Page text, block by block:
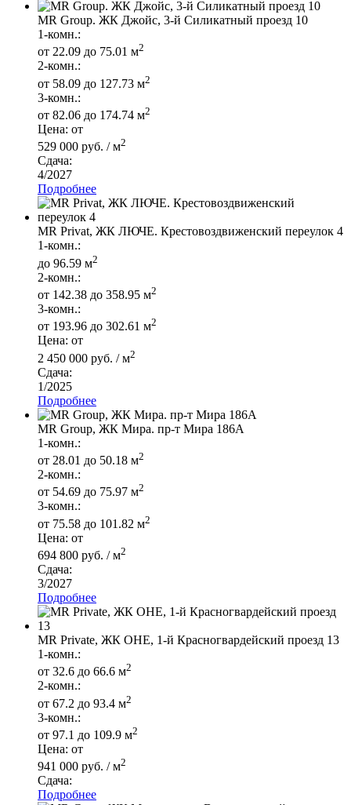
MR Group. ЖК Джойс, 3-й Силикатный проезд 10
1-комн.:
от 22.09 до 75.01 м2
2-комн.:
от 58.09 до 127.73 м2
3-комн.:
от 82.06 до 174.74 м2
Цена: от
529 000 руб. / м2
Сдача:
4/2027
Подробнее
MR Privat, ЖК ЛЮЧЕ. Крестовоздвиженский переулок 4
1-комн.:
до 96.59 м2
2-комн.:
от 142.38 до 358.95 м2
3-комн.:
от 193.96 до 302.61 м2
Цена: от
2 450 000 руб. / м2
Сдача:
1/2025
Подробнее
MR Group, ЖК Мира. пр-т Мира 186А
1-комн.:
от 28.01 до 50.18 м2
2-комн.:
от 54.69 до 75.97 м2
3-комн.:
от 75.58 до 101.82 м2
Цена: от
694 800 руб. / м2
Сдача:
3/2027
Подробнее
MR Private, ЖК ОНЕ, 1-й Красногвардейский проезд 13
1-комн.:
от 32.6 до 66.6 м2
2-комн.:
от 67.2 до 93.4 м2
3-комн.:
от 97.1 до 109.9 м2
Цена: от
941 000 руб. / м2
Сдача:
Подробнее